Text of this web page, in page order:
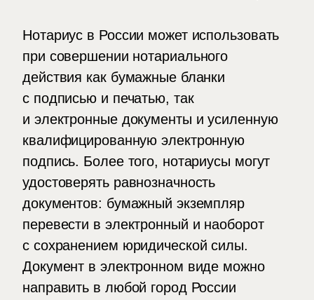
Нотариус в России может использовать
при совершении нотариального
действия как бумажные бланки
с подписью и печатью, так
и электронные документы и усиленную
квалифицированную электронную
подпись. Более того, нотариусы могут
удостоверять равнозначность
документов: бумажный экземпляр
перевести в электронный и наоборот
с сохранением юридической силы.
Документ в электронном виде можно
направить в любой город России